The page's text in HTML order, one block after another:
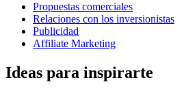
Propuestas comerciales
Relaciones con los inversionistas
Publicidad
Affiliate Marketing
Ideas para inspirarte